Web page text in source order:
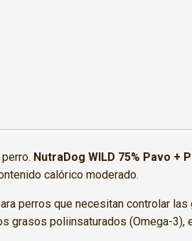
NutraDog WILD 75% Pavo +
calórico moderado.
perros que necesitan controlar
grasos poliinsaturados (Omega-3),